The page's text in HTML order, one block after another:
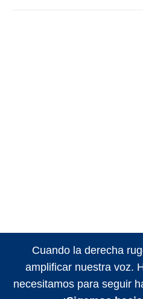
Cuando la derecha
amplificar nuestra voz.
necesitamos para seguir